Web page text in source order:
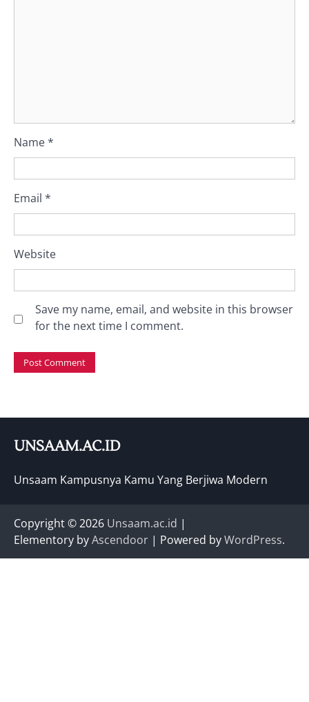
Name*
Email *
Website
Save my name, email, and website in this browser
for the next time I comment.
UNSAAM.AC.ID
Unsaam Kampusnya Kamu Yang Berjiwa Modern
Copyright © 2026 Unsaam.ac.id |
Elementory byAscendoor | Powered byWordPress.